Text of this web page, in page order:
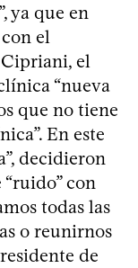
ya que en
el
el
“nueva
que no tiene
En este
decidieron
con
todas las
o reunirnos
de